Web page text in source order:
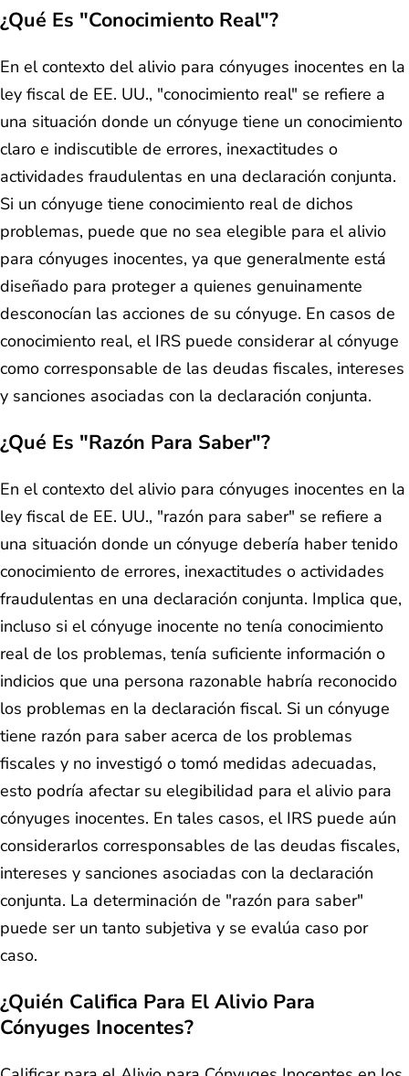
¿Qué Es "Conocimiento Real"?
En el contexto del alivio para cónyuges inocentes en la
ley fiscal de EE. UU., "conocimiento real" se refiere a
una situación donde un cónyuge tiene un conocimiento
claro e indiscutible de errores, inexactitudes o
actividades fraudulentas en una declaración conjunta.
Si un cónyuge tiene conocimiento real de dichos
problemas, puede que no sea elegible para el alivio
para cónyuges inocentes, ya que generalmente está
diseñado para proteger a quienes genuinamente
desconocían las acciones de su cónyuge. En casos de
conocimiento real, el IRS puede considerar al cónyuge
como corresponsable de las deudas fiscales, intereses
y sanciones asociadas con la declaración conjunta.
¿Qué Es "Razón Para Saber"?
En el contexto del alivio para cónyuges inocentes en la
ley fiscal de EE. UU., "razón para saber" se refiere a
una situación donde un cónyuge debería haber tenido
conocimiento de errores, inexactitudes o actividades
fraudulentas en una declaración conjunta. Implica que,
incluso si el cónyuge inocente no tenía conocimiento
real de los problemas, tenía suficiente información o
indicios que una persona razonable habría reconocido
los problemas en la declaración fiscal. Si un cónyuge
tiene razón para saber acerca de los problemas
fiscales y no investigó o tomó medidas adecuadas,
esto podría afectar su elegibilidad para el alivio para
cónyuges inocentes. En tales casos, el IRS puede aún
considerarlos corresponsables de las deudas fiscales,
intereses y sanciones asociadas con la declaración
conjunta. La determinación de "razón para saber"
puede ser un tanto subjetiva y se evalúa caso por
caso.
¿Quién Califica Para El Alivio Para
Cónyuges Inocentes?